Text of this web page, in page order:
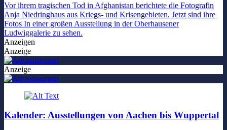
Vor ihrem tragischen Tod in Afghanistan berichtete die Fotografin
Anja Niedringhaus aus Kriegs- und Krisengebieten. Jetzt sind ihre
Fotos In einer großen Ausstellung in der Oberhausener
Ludwiggalerie zu sehen.
Anzeigen
Anzeige
Anzeige
Kalender: Ausstellungen von Aachen bis Wuppertal